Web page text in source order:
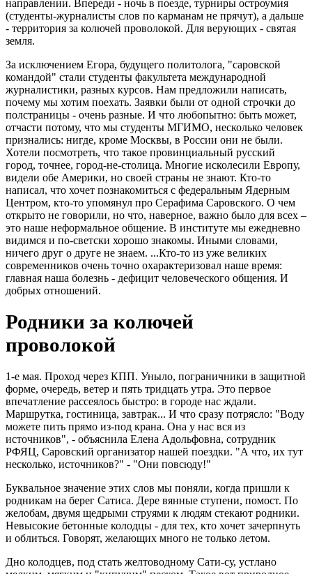
направлении. Впереди - ночь в поезде, турниры остроумия
(студенты-журналисты слов по карманам не прячут), а дальше
- территория за колючей проволокой. Для верующих - святая
земля.
За исключением Егора, будущего политолога, "саровской
командой" стали студенты факультета международной
журналистики, разных курсов. Нам предложили написать,
почему мы хотим поехать. Заявки были от одной строчки до
полстраницы - очень разные. И что любопытно: быть может,
отчасти потому, что мы студенты МГИМО, несколько человек
признались: нигде, кроме Москвы, в России они не были.
Хотели посмотреть, что такое провинциальный русский
город, точнее, город-не-столица. Многие исколесили Европу,
видели обе Америки, но своей страны не знают. Кто-то
написал, что хочет познакомиться с федеральным Ядерным
Центром, кто-то упомянул про Серафима Саровского. О чем
открыто не говорили, но что, наверное, важно было для всех –
это наше неформальное общение. В институте мы ежедневно
видимся и по-светски хорошо знакомы. Иными словами,
ничего друг о друге не знаем. ...Кто-то из уже великих
современников очень точно охарактеризовал наше время:
главная наша болезнь - дефицит человеческого общения. И
добрых отношений.
Родники за колючей
проволокой
1-е мая. Проход через КПП. Уныло, пограничники в защитной
форме, очередь, ветер и пять тридцать утра. Это первое
впечатление рассеялось быстро: в городе нас ждали.
Маршрутка, гостиница, завтрак... И что сразу потрясло: "Воду
можете пить прямо из-под крана. Она у нас вся из
источников", - объяснила Елена Адольфовна, сотрудник
РФЯЦ, Саровский организатор нашей поездки. "А что, их тут
несколько, источников?" - "Они повсюду!"
Буквальное значение этих слов мы поняли, когда пришли к
родникам на берег Сатиса. Дере вянные ступени, помост. По
желобам, двумя щедрыми струями к людям стекают родники.
Невысокие бетонные колодцы - для тех, кто хочет зачерпнуть
и облиться. Говорят, желающих много не только летом.
Дно колодцев, под стать желтоводному Сати-су, устлано